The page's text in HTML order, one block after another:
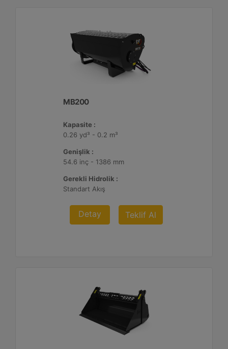
MB200
Kapasite :
0.26 yd³ - 0.2 m³
Genişlik :
54.6 inç - 1386 mm
Gerekli Hidrolik :
Standart Akış
Detay Teklif Al